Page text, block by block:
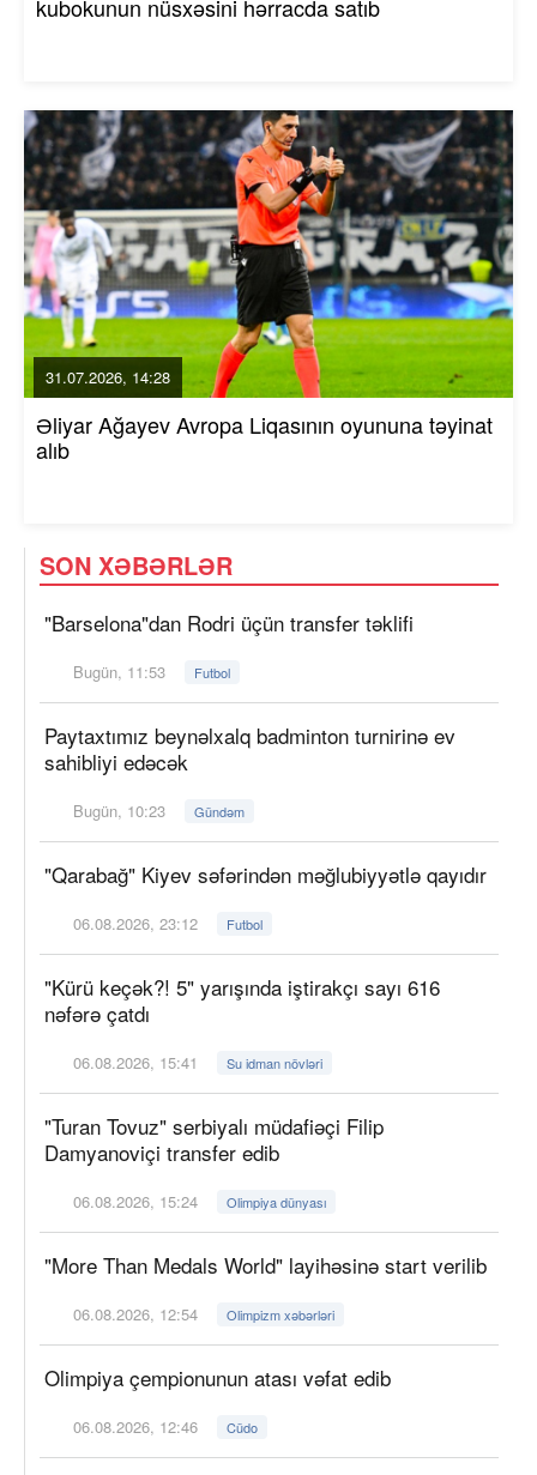
kubokunun nüsxəsini hərracda satıb
31.07.2026, 14:28
Əliyar Ağayev Avropa Liqasının oyununa təyinat
alıb
SON XƏBƏRLƏR
"Barselona"dan Rodri üçün transfer təklifi
Bugün, 11:53 Futbol
Paytaxtımız beynəlxalq badminton turnirinə ev
sahibliyi edəcək
Bugün, 10:23 Gündəm
"Qarabağ" Kiyev səfərindən məğlubiyyətlə qayıdır
06.08.2026, 23:12 Futbol
"Kürü keçək?! 5" yarışında iştirakçı sayı 616
nəfərə çatdı
06.08.2026, 15:41 Su idman növləri
"Turan Tovuz" serbiyalı müdafiəçi Filip
Damyanoviçi transfer edib
06.08.2026, 15:24 Olimpiya dünyası
"More Than Medals World" layihəsinə start verilib
06.08.2026, 12:54 Olimpizm xəbərləri
Olimpiya çempionunun atası vəfat edib
06.08.2026, 12:46 Cüdo